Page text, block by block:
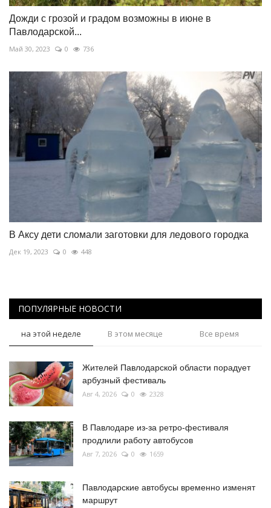
Дожди с грозой и градом возможны в июне в
Павлодарской...
Май 30, 2023 0 736
В Аксу дети сломали заготовки для ледового городка
Дек 19, 2023 0 448
ПОПУЛЯРНЫЕ НОВОСТИ
на этой неделе В этом месяце Все время
Жителей Павлодарской области порадует
арбузный фестиваль
Авг 4, 2026 0 2328
В Павлодаре из-за ретро-фестиваля
продлили работу автобусов
Авг 7, 2026 0 1659
Павлодарские автобусы временно изменят
маршрут